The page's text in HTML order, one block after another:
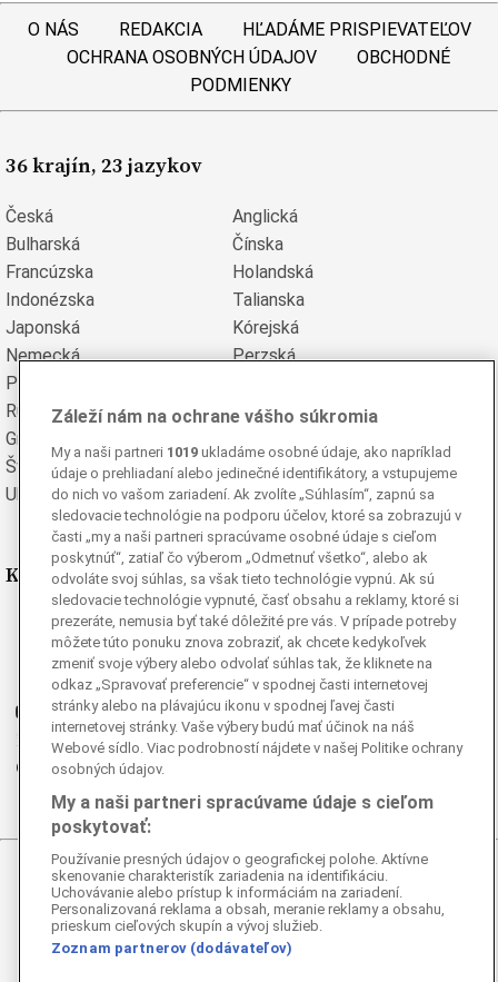
O NÁS REDAKCIA
HĽADÁME PRISPIEVATEĽOV
OCHRANA OSOBNÝCH ÚDAJOV
OBCHODNÉ
PODMIENKY
36 krajín, 23 jazykov
Česká
Anglická
Bulharská
Čínska
Francúzska
Holandská
Indonézska
Talianska
Japonská
Kórejská
Nemecká
Perzská
Poľská
Rumunská
Ruská
Grécka
Švédska
Turecká
Ukrajinská
Vietnamská
Kde nás nájdete
Facebook
Instagram
Ganjing
Youtube
Twitter
Telegram
RSS
© 2026 Epoch Times Slovensko
Všetky práva vyhradené. Publikovanie alebo ďalšie šírenie
správ a fotografií zo zdrojov TASR je bez
Záleží nám na ochrane vášho súkromia
My a naši partneri 1019 ukladáme osobné údaje, ako napríklad
údaje o prehliadaní alebo jedinečné identifikátory, a vstupujeme
do nich vo vašom zariadení. Ak zvolíte „Súhlasím“, zapnú sa
sledovacie technológie na podporu účelov, ktoré sa zobrazujú v
časti „my a naši partneri spracúvame osobné údaje s cieľom
poskytnúť“, zatiaľ čo výberom „Odmetnuť všetko“, alebo ak
odvoláte svoj súhlas, sa však tieto technológie vypnú. Ak sú
sledovacie technológie vypnuté, časť obsahu a reklamy, ktoré si
prezeráte, nemusia byť také dôležité pre vás. V prípade potreby
môžete túto ponuku znova zobraziť, ak chcete kedykoľvek
zmeniť svoje výbery alebo odvolať súhlas tak, že kliknete na
odkaz „Spravovať preferencie“ v spodnej časti internetovej
stránky alebo na plávajúcu ikonu v spodnej ľavej časti
internetovej stránky. Vaše výbery budú mať účinok na náš
Webové sídlo. Viac podrobností nájdete v našej Politike ochrany
osobných údajov.
My a naši partneri spracúvame údaje s cieľom
poskytovať:
Používanie presných údajov o geografickej polohe. Aktívne
skenovanie charakteristík zariadenia na identifikáciu.
Uchovávanie alebo prístup k informáciám na zariadení.
Personalizovaná reklama a obsah, meranie reklamy a obsahu,
prieskum cieľových skupín a vývoj služieb.
Zoznam partnerov (dodávateľov)